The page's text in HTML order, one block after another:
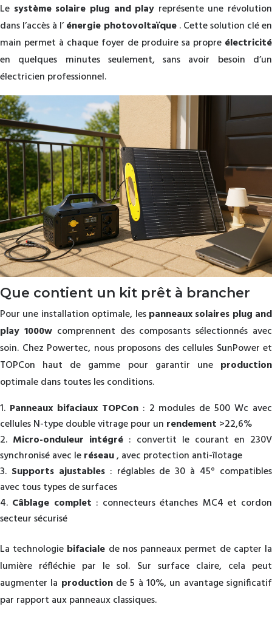
Le système solaire plug and play représente une révolution
dans l’accès à l’énergie photovoltaïque. Cette solution clé en
main permet à chaque foyer de produire sa propre électricité
en quelques minutes seulement, sans avoir besoin d’un
électricien professionnel.
Que contient un kit prêt à brancher
Pour une installation optimale, lespanneaux solaires plug and
play 1000wcomprennent des composants sélectionnés avec
soin. Chez Powertec, nous proposons des cellules SunPower et
TOPCon haut de gamme pour garantir une production
optimale dans toutes les conditions.
Panneaux bifaciaux TOPCon: 2 modules de 500 Wc avec
cellules N-type double vitrage pour un rendement >22,6%
Micro-onduleur intégré : convertit le courant en 230V
synchronisé avec leréseau, avec protection anti-îlotage
Supports ajustables: réglables de 30 à 45° compatibles
avec tous types de surfaces
Câblage complet : connecteurs étanches MC4 et cordon
secteur sécurisé
La technologie bifaciale de nos panneaux permet de capter la
lumière réfléchie par le sol. Sur surface claire, cela peut
augmenter la productionde 5 à 10%, un avantage significatif
par rapport aux panneaux classiques.